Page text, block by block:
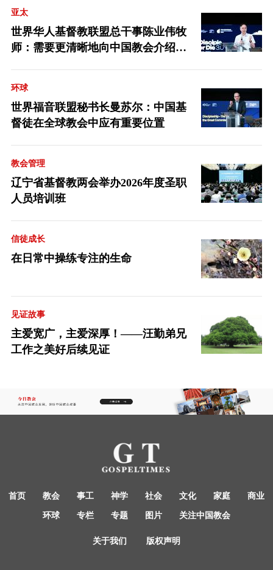
亚太
世界华人基督教联盟总干事陈业伟牧
师：需要更清晰地向中国教会介绍福
环球
世界福音联盟秘书长曼苏尔：中国基
督徒在全球教会中应有重要位置
教会管理
辽宁省基督教两会举办2026年度圣职
人员培训班
信徒成长
在日常中操练专注的生命
见证故事
主爱宽广，主爱深厚！——汪勤弟兄
工作之美好后续见证
首页 教会 事工 神学 社会 文化 家庭 商业
环球 专栏 专题 图片 关注中国教会
关于我们 版权声明